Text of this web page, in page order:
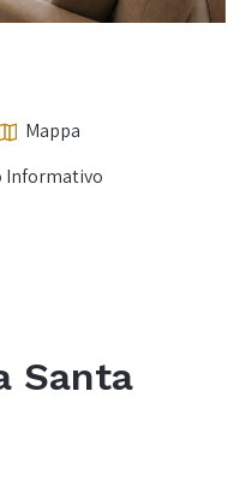
Mappa
Informativo
Santa